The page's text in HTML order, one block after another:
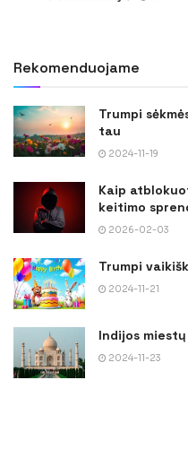
Rekomenduojame
Trumpi
tau
2024-11-19
Kaip
keitimo
2026-02-03
Trumpi
2024-11-21
Indijos
2024-11-23